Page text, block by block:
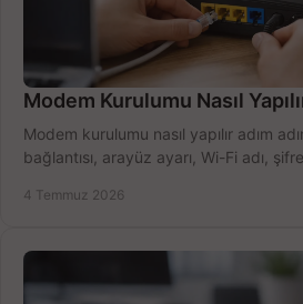
Modem Kurulumu Nasıl
Modem kurulumu nasıl yapılır adım
bağlantısı, arayüz ayarı, Wi-Fi adı,
4 Temmuz 2026